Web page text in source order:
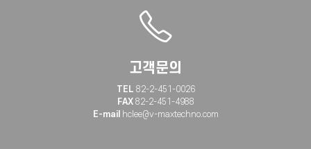
고객문의
TEL 82-2-451-0026
FAX82-2-451-4988
E-mail hclee@v-maxtechno.com